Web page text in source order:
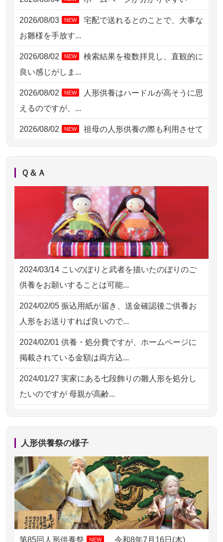
2026/08/02 11:15 千葉県の方からお申込み
2026/08/02 06:46 相模原の方からお申込み
2026/08/01 19:28
2026/08/01 17:10 東京都の方からお申込み
2026/08/01 11:07 さいたの方からお申込み
2026/07/31 17:28
2026/07/31 12:32 東京都の方からお申込み
2026/07/31 10:29 京都市の方からお申込み
2026/07/31 08:41 埼玉県の方からお申込み
2026/07/30 22:27 墨田区の方からお申込み
2026/07/30 17:02 神奈川の方からお申込み
2026/07/30 15:59 神奈川の方からお申込み
2026/08/03 NEW
宅配で送れるとのことで、大事な
お雛様を手放す...
2026/08/02 NEW
検索結果を複数拝見し、直観的に
良い感じがしま...
2026/08/02 NEW
人形供養はハードルが高そうに思
えるのですが、...
2026/08/02 NEW
祖母の人形供養の際も利用させて
いただき安心感がある
供養の内容（料金や送り方等）がとて
も丁寧に説...
2026/07/18つい先日も利用させていただきまし
た。 手続...
2026/07/18 大切にしていたお人形をきちんと供養
してくださ...
2026/07/15 子供の頃から可愛がってきた七段飾り
の雛人形で...
2026/07/15 お客様の声を読み、丁寧に供養してい
ただけそう...
2026/07/13 遠方からでもご依頼出来る点と申込ま
での方法が...
2026/07/10家から近かったので。
2026/07/08誰も住んでいない実家の片付けを始め
ました。 ...
2026/07/069年間自由が丘店を見守ってくれてあり
がとう。
Ｑ＆Ａ
2024/03/14 こいのぼりと武者を描いたのぼりのご
供養をお願いすることは可能...
2024/02/05 振込用紙が届き、送金確認後ご供養お
人形をお送りすれば良いので...
2024/02/01 供養・処分費ですが、ホームページに
掲載されている金額は両方込...
2024/01/27 実家にある七段飾りの雛人形を処分し
たいのですが 母親が高齢...
2024/01/13剥製の供養・処分をお願いできます
ですが？
2024/01/13お雛様のセットを供養・処分したいの
ですが、お雛様とお内裏様だ...
2024/01/13供養申込みの後、供養祭までお人形は
どうなってるのですか？
人形供養祭の様子
第85回人形供養祭 NEW 令和8年7月16日(木)